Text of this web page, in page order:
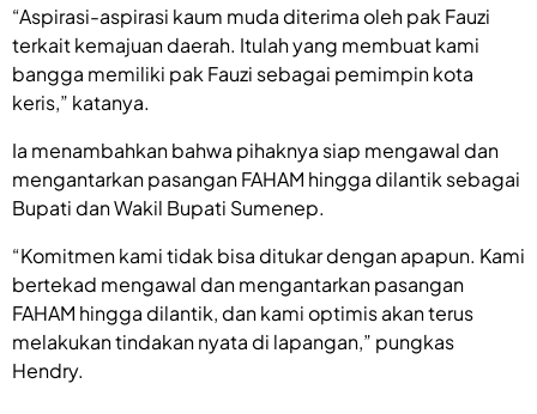
“Aspirasi-aspirasi kaum muda diterima oleh pak Fauzi
terkait kemajuan daerah. Itulah yang membuat kami
bangga memiliki pak Fauzi sebagai pemimpin kota
keris,” katanya.
Ia menambahkan bahwa pihaknya siap mengawal dan
mengantarkan pasangan FAHAM hingga dilantik sebagai
Bupati dan Wakil Bupati Sumenep.
“Komitmen kami tidak bisa ditukar dengan apapun. Kami
bertekad mengawal dan mengantarkan pasangan
FAHAM hingga dilantik, dan kami optimis akan terus
melakukan tindakan nyata di lapangan,” pungkas
Hendry.